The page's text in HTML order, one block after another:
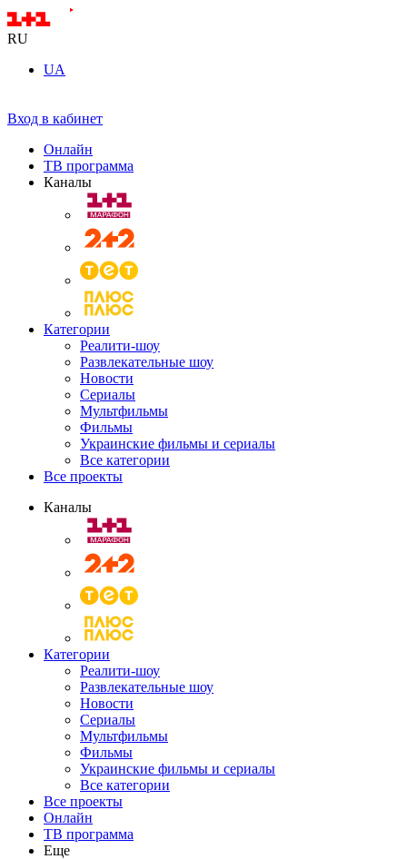
RU
UA
Вход в кабинет
Онлайн
ТВ программа
Каналы
Категории
Реалити-шоу
Развлекательные шоу
Новости
Сериалы
Мультфильмы
Фильмы
Украинские фильмы и сериалы
Все категории
Все проекты
Каналы
Категории
Реалити-шоу
Развлекательные шоу
Новости
Сериалы
Мультфильмы
Фильмы
Украинские фильмы и сериалы
Все категории
Все проекты
Онлайн
ТВ программа
Еще